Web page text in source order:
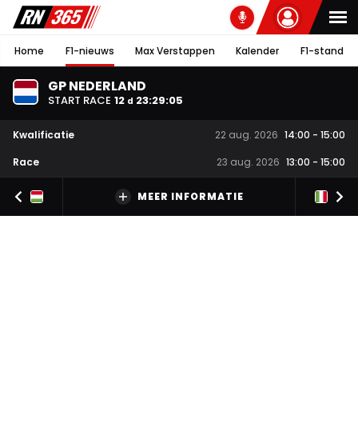
Home F1-nieuws Max Verstappen Kalender F1-stand
GP NEDERLAND
START RACE 12 d 23:29:05
Kwalificatie 22 aug. 2026 14:00 - 15:00
Race
23 aug. 2026 13:00 - 15:00
MEER INFORMATIE